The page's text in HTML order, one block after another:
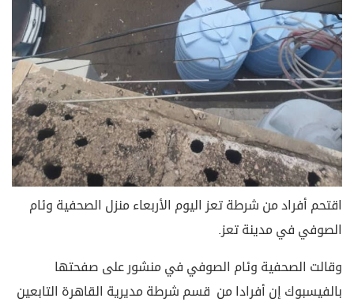
اقتحم أفراد من شرطة تعز اليوم الأربعاء منزل الصحفية وئام
الصوفي في مدينة تعز.
وقالت الصحفية وئام الصوفي في منشور على صفحتها
بالفيسبوك إن أفرادا من قسم شرطة مديرية القاهرة التابعين